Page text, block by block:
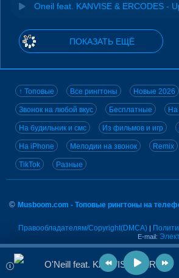
Oneil feat. KANVISE & ERCODES -
ПОКАЗАТЬ ЕЩЁ
↑ Топовые Все рингтоны Новые 2026
Звонок на любой вкус Бесплатные На
На будильник и смс Из фильмов и игр
На iPhone Мелодии на звонок Remix
TikTok Разные
© Musboom.com - Топовые рингтоны на
Правообладателям/Copyright(DMCA) |
E-mail:
O'Neill feat. KANVISE & ERCODES - Never Forget